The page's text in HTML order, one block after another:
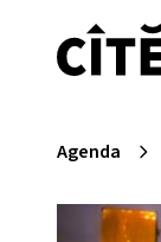
Agenda